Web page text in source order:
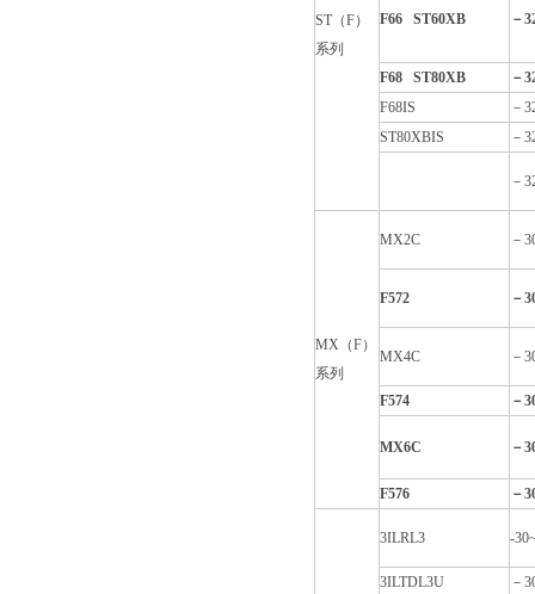
ST（F）
系列
F66 ST60XB －
F68 ST80XB
－
F68IS
－
ST80XBIS
－
－
MX（F）
系列
MX2C －
F572 －
MX4C －
F574 －
MX6C －
F576 －
3ILRL3 -
3ILTDL3U
－